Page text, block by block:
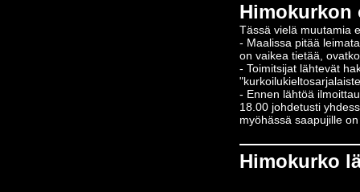
Himokurkon
Tässä vielä muutamia
- Maalissa pitää
on vaikea tietää,
- Toimitsijat lähtevät
- Ennen lähtöä
18.00 johdetusti
myöhässä saapujille
Himokurko